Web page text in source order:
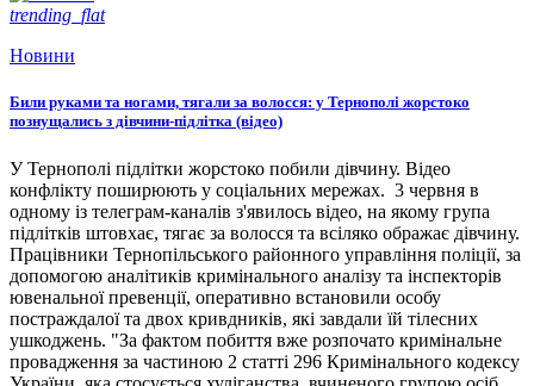
trending_flat
Новини
Били руками та ногами, тягали за волосся: у Тернополі жорстоко
познущались з дівчини-підлітка (відео)
У Тернополі підлітки жорстоко побили дівчину. Відео
конфлікту поширюють у соціальних мережах. 3 червня в
одному із телеграм-каналів з'явилось відео, на якому група
підлітків штовхає, тягає за волосся та всіляко ображає дівчину.
Працівники Тернопільського районного управління поліції, за
допомогою аналітиків кримінального аналізу та інспекторів
ювенальної превенції, оперативно встановили особу
постраждалої та двох кривдників, які завдали їй тілесних
ушкоджень. "За фактом побиття вже розпочато кримінальне
провадження за частиною 2 статті 296 Кримінального кодексу